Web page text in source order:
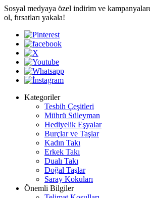
Sosyal medyaya özel indirim ve
ol, fırsatları yakala!
Kategoriler
Tesbih Çeşitleri
Mührü Süleyman
Hediyelik Eşyalar
Burçlar ve Taşlar
Kadın Takı
Erkek Takı
Dualı Takı
Doğal Taşlar
Saray Kokuları
Önemli Bilgiler